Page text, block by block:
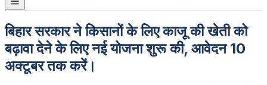
बिहार सरकार ने किसानों के लिए काजू की खेती को
बढ़ावा देने के लिए नई योजना शुरू की, आवेदन 10
अक्टूबर तक करें।